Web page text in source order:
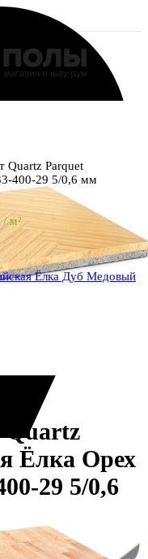
Quartz Parquet
400-29 5/0,6 мм
/ м²
Ёлка Дуб Медовый
Quartz
Ёлка Орех
29 5/0,6